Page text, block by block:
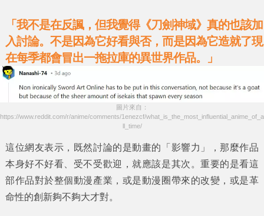
「我不是在反諷，但我覺得《刀劍神域》真的也該加
入討論。不是因為它好看與否，而是因為它造就了現
在每季都會冒出一拖拉庫的異世界作品。」
圖片來自：
https://www.reddit.com/r/anime/comments/1enezcf/what_is_the_most_influential_anime_of_a
ll_time/
這位網友表示，既然討論的是動畫的 「影響力」
，那麼作品
本身好不好看、受不受歡迎，就應該是其次。重要的是看這
部作品對於整個動漫產業，或是動漫圈帶來的改變，或是革
命性的創新夠不夠大才對。